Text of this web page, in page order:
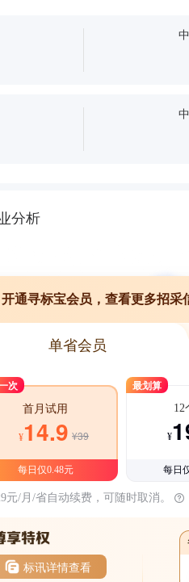
分析
开通寻标宝会员，查看更多招采
单省会员
次
首月试用
¥14.9 ¥39
每日仅0.48元
最划算
12
¥
每日
元/月/省自动续费，可随时取消。
标讯详情查看